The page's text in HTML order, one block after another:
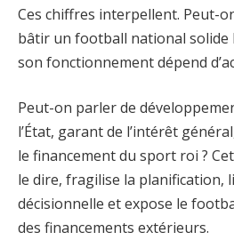
Ces chiffres interpellent. Peut-
bâtir un football national solide
son fonctionnement dépend
Peut-on parler de
l’État, garant de l’intérêt
le financement du sport roi ?
le dire, fragilise la planification,
décisionnelle et expose le
des financements extérieurs.